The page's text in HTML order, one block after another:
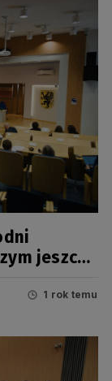
jeszcze
1 rok temu